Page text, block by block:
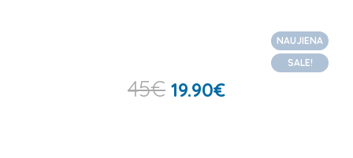
NAUJIENA
SALE!
45€ 19.90€